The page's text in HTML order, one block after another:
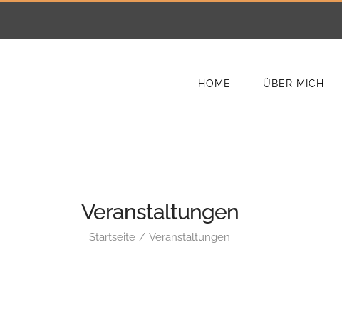
HOME ÜBER MICH
Veranstaltungen
Startseite Veranstaltungen